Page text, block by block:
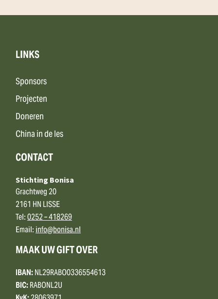
LINKS
Sponsors
Projecten
Doneren
China in de les
CONTACT
Stichting Bonisa
Grachtweg 20
2161 HN LISSE
Tel:0252 – 418269
Email:info@bonisa.nl
MAAK UW GIFT OVER
IBAN:NL29RABO0336554613
BIC:RABONL2U